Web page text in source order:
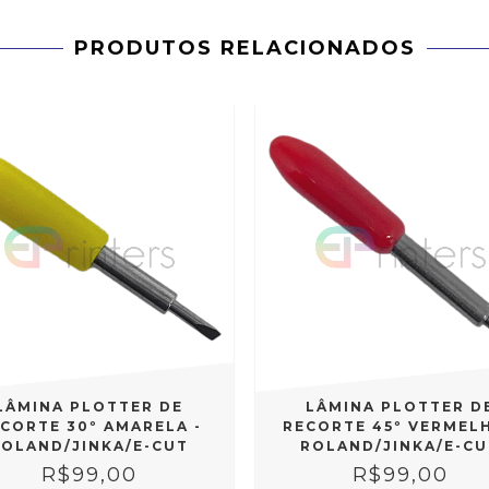
PRODUTOS RELACIONADOS
PLOTTER DE
30º AMARELA -
JINKA/E-CUT
R$99,00
LÂMINA PLOTTER
RECORTE 45º
ROLAND/JINKA/E-
R$99,00